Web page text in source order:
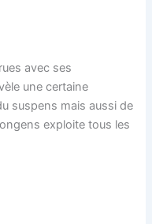
avec ses
une certaine
suspens mais aussi de
exploite tous les